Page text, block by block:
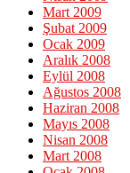
Mart 2009
Şubat 2009
Ocak 2009
Aralık 2008
Eylül 2008
Ağustos 2008
Haziran 2008
Mayıs 2008
Nisan 2008
Mart 2008